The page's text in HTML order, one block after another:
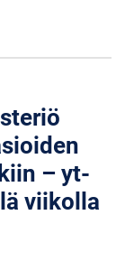
– yt-
viikolla